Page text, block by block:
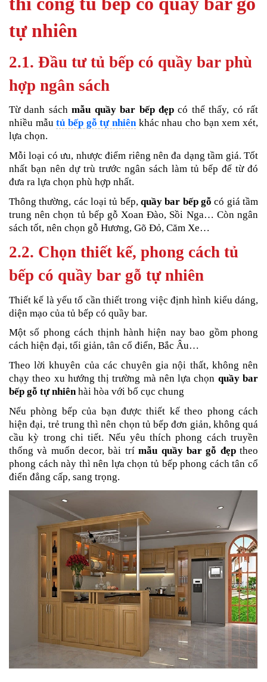
tự nhiên
2.1. Đầu tư tủ bếp có quầy bar phù
hợp ngân sách
Từ danh sáchmẫu quầy bar bếp đẹpcó thể thấy, có rất
nhiều mẫutủ bếp gỗ tự nhiênkhác nhau cho bạn xem xét,
lựa chọn.
Mỗi loại có ưu, nhược điểm riêng nên đa dạng tầm giá. Tốt
nhất bạn nên dự trù trước ngân sách làm tủ bếp để từ đó
đưa ra lựa chọn phù hợp nhất.
Thông thường, các loại tủ bếp, quầy bar bếp gỗ có giá tầm
trung nên chọn tủ bếp gỗ Xoan Đào, Sồi Nga… Còn ngân
sách tốt, nên chọn gỗ Hương, Gõ Đỏ, Căm Xe…
2.2. Chọn thiết kế, phong cách tủ
bếp có quầy bar gỗ tự nhiên
Thiết kế là yếu tố cần thiết trong việc định hình kiểu dáng,
diện mạo của tủ bếp có quầy bar.
Một số phong cách thịnh hành hiện nay bao gồm phong
cách hiện đại, tối giản, tân cổ điển, Bắc Âu…
Theo lời khuyên của các chuyên gia nội thất, không nên
chạy theo xu hướng thị trường mà nên lựa chọn quầy bar
bếp gỗ tự nhiênhài hòa với bố cục chung
Nếu phòng bếp của bạn được thiết kế theo phong cách
hiện đại, trẻ trung thì nên chọn tủ bếp đơn giản, không quá
cầu kỳ trong chi tiết. Nếu yêu thích phong cách truyền
thống và muốn decor, bài trímẫu quầy bar gỗ đẹptheo
phong cách này thì nên lựa chọn tủ bếp phong cách tân cổ
điển đẳng cấp, sang trọng.